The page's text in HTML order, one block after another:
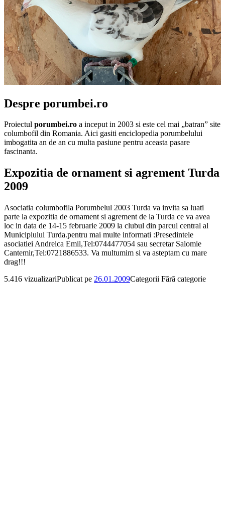
Despre porumbei.ro
Proiectul porumbei.ro a inceput in 2003 si este cel mai „batran” site
columbofil din Romania. Aici gasiti enciclopedia porumbelului
imbogatita an de an cu multa pasiune pentru aceasta pasare
fascinanta.
Expozitia de ornament si agrement Turda
2009
Asociatia columbofila Porumbelul 2003 Turda va invita sa luati
parte la expozitia de ornament si agrement de la Turda ce va avea
loc in data de 14-15 februarie 2009 la clubul din parcul central al
Municipiului Turda.pentru mai multe informati :Presedintele
asociatiei Andreica Emil,Tel:0744477054 sau secretar Salomie
Cantemir,Tel:0721886533. Va multumim si va asteptam cu mare
drag!!!
5.416 vizualizariPublicat pe 26.01.2009Categorii Fără categorie